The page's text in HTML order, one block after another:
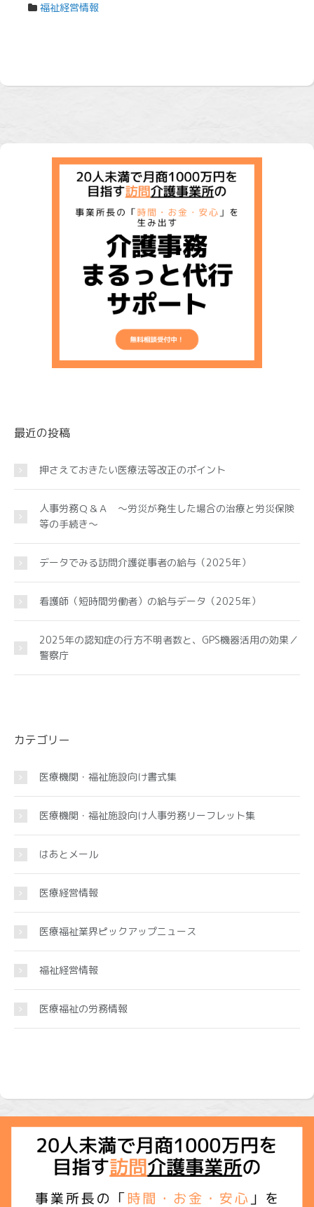
福祉経営情報
最近の投稿
押さえておきたい医療法等改正のポイント
人事労務Ｑ＆Ａ ～労災が発生した場合の治療と労災保険
等の手続き～
データでみる訪問介護従事者の給与（2025年）
看護師（短時間労働者）の給与データ（2025年）
2025年の認知症の行方不明者数と、GPS機器活用の効果／
警察庁
カテゴリー
医療機関・福祉施設向け書式集
医療機関・福祉施設向け人事労務リーフレット集
はあとメール
医療経営情報
医療福祉業界ピックアップニュース
福祉経営情報
医療福祉の労務情報